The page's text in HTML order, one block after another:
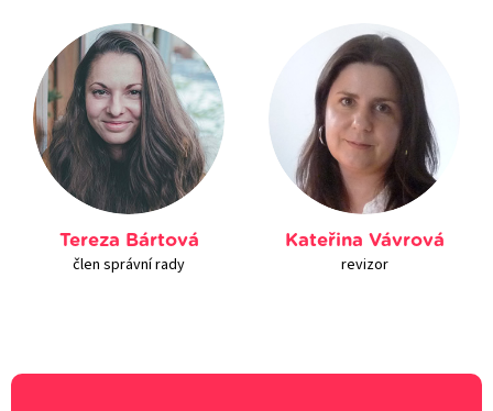
Tereza Bártová
člen správní rady
Kateřina Vávrová
revizor